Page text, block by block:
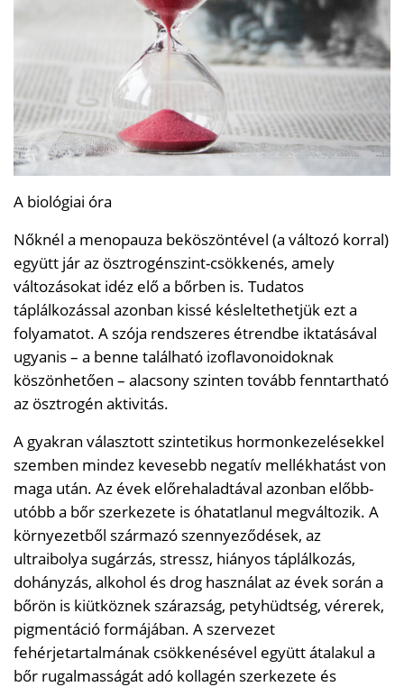
A biológiai óra
Nőknél a menopauza beköszöntével (a változó korral)
együtt jár az ösztrogénszint-csökkenés, amely
változásokat idéz elő a bőrben is. Tudatos
táplálkozással azonban kissé késleltethetjük ezt a
folyamatot. A szója rendszeres étrendbe iktatásával
ugyanis – a benne található izoflavonoidoknak
köszönhetően – alacsony szinten tovább fenntartható
az ösztrogén aktivitás.
A gyakran választott szintetikus hormonkezelésekkel
szemben mindez kevesebb negatív mellékhatást von
maga után. Az évek előrehaladtával azonban előbb-
utóbb a bőr szerkezete is óhatatlanul megváltozik. A
környezetből származó szennyeződések, az
ultraibolya sugárzás, stressz, hiányos táplálkozás,
dohányzás, alkohol és drog használat az évek során a
bőrön is kiütköznek szárazság, petyhüdtség, vérerek,
pigmentáció formájában. A szervezet
fehérjetartalmának csökkenésével együtt átalakul a
bőr rugalmasságát adó kollagén szerkezete és